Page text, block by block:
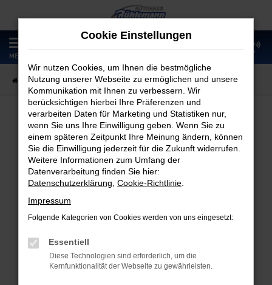
Zum
Hauptinhalt
springen
MENÜ
Startseite Fahrzeugangebote Fahrzeugmarkt
Fahrzeugmarkt
Fehler: Network Error
Beim Laden ist ein Fehler aufgetreten.
Hier sind ein paar Tipps, die dir helfen können:
Überprüfe deine Firewall und deine
Cookie Einstellungen
Wir nutzen Cookies, um Ihnen die bestmögliche
Nutzung unserer Webseite zu ermöglichen und unsere
Kommunikation mit Ihnen zu verbessern. Wir
berücksichtigen hierbei Ihre Präferenzen und
verarbeiten Daten für Marketing und Statistiken nur,
wenn Sie uns Ihre Einwilligung geben. Wenn Sie zu
einem späteren Zeitpunkt Ihre Meinung ändern, können
Sie die Einwilligung jederzeit für die Zukunft widerrufen.
Weitere Informationen zum Umfang der
Datenverarbeitung finden Sie hier:
Datenschutzerklärung Cookie-Richtlinie
Impressum
Folgende Kategorien von Cookies werden von uns eingesetzt:
Essentiell
Diese Technologien sind erforderlich, um die
Kernfunktionalität der Webseite zu gewährleisten.